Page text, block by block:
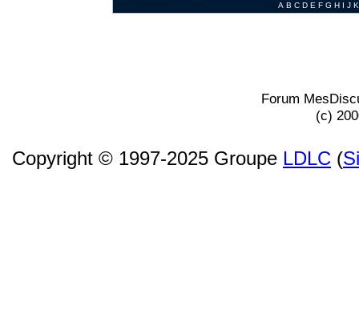
A B C D E F G H I J K
Forum
(c)
Copyright © 1997-2025 Groupe LDLC (